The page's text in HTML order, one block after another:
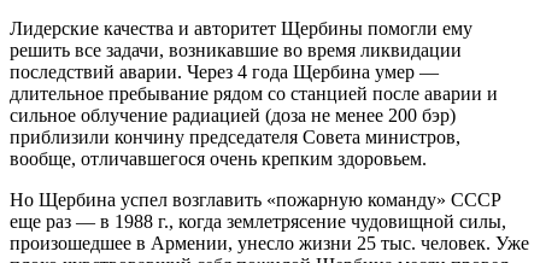
Лидерские качества и авторитет Щербины помогли ему
решить все задачи, возникавшие во время ликвидации
последствий аварии. Через 4 года Щербина умер —
длительное пребывание рядом со станцией после аварии и
сильное облучение радиацией (доза не менее 200 бэр)
приблизили кончину председателя Совета министров,
вообще, отличавшегося очень крепким здоровьем.
Но Щербина успел возглавить «пожарную команду» СССР
еще раз — в 1988 г., когда землетрясение чудовищной силы,
произошедшее в Армении, унесло жизни 25 тыс. человек. Уже